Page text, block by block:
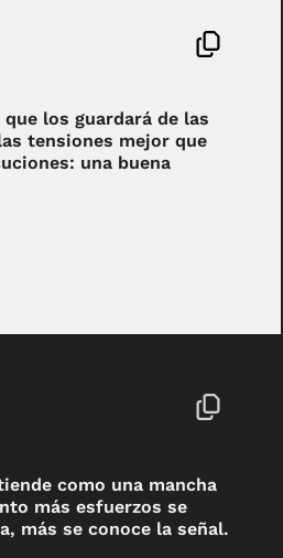
los guardará de las
tensiones mejor que
una buena
como una mancha
más esfuerzos se
más se conoce la señal.